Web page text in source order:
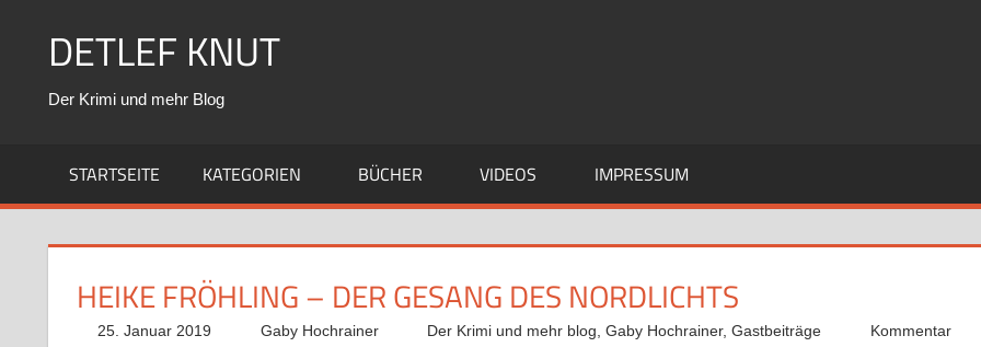
DETLEF KNUT
Der Krimi und mehr Blog
STARTSEITE KATEGORIEN BÜCHER VIDEOS IMPRESSUM
HEIKE FRÖHLING – DER GESANG DES NORDLICHTS
25. Januar 2019 Gaby Hochrainer Der Krimi und mehr blog ,Gaby Hochrainer,Gastbeiträge
Kommentar